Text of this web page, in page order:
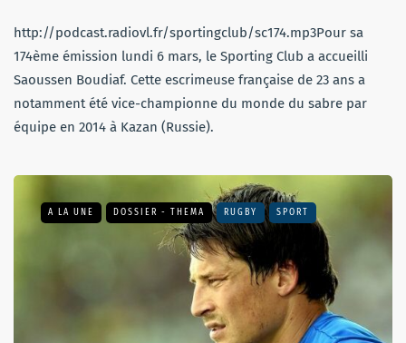
http://podcast.radiovl.fr/sportingclub/sc174.mp3Pour sa
174ème émission lundi 6 mars, le Sporting Club a accueilli
Saoussen Boudiaf. Cette escrimeuse française de 23 ans a
notamment été vice-championne du monde du sabre par
équipe en 2014 à Kazan (Russie).
A LA UNE DOSSIER - THEMA RUGBY SPORT